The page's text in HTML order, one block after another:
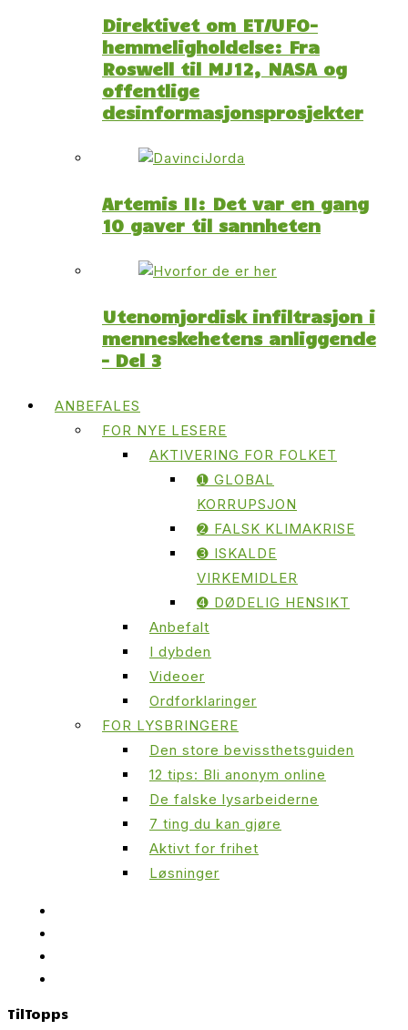
Direktivet om ET/UFO-
hemmeligholdelse: Fra
Roswell til MJ12, NASA og
offentlige
desinformasjonsprosjekter
Artemis II: Det var en gang
10 gaver til sannheten
Utenomjordisk infiltrasjon i
menneskehetens anliggende
– Del 3
ANBEFALES
FOR NYE LESERE
AKTIVERING FOR FOLKET
➊ GLOBAL
KORRUPSJON
➋ FALSK KLIMAKRISE
➌ ISKALDE
VIRKEMIDLER
➍ DØDELIG HENSIKT
Anbefalt
I dybden
Videoer
Ordforklaringer
FOR LYSBRINGERE
Den store bevissthetsguiden
12 tips: Bli anonym online
De falske lysarbeiderne
7 ting du kan gjøre
Aktivt for frihet
Løsninger
TilTopps